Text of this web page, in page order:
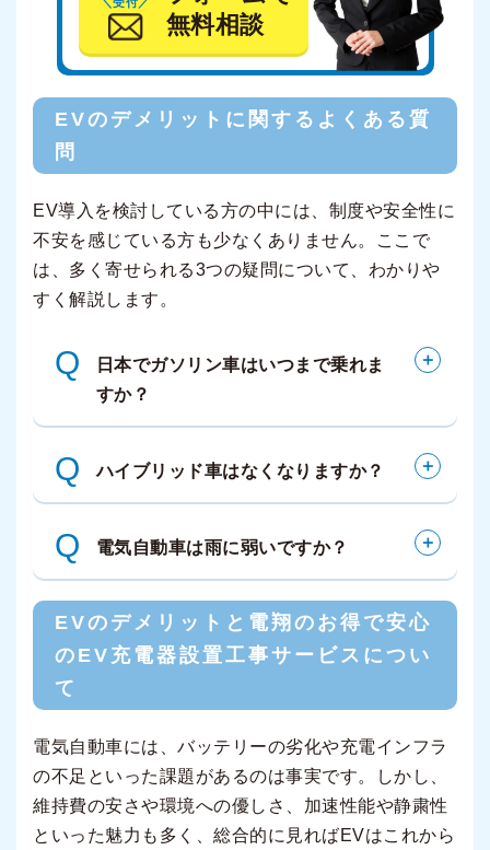
無料相談
EVのデメリットに関するよくある質
問
EV導入を検討している方の中には、制度や安全性に
不安を感じている方も少なくありません。ここで
は、多く寄せられる3つの疑問について、わかりや
すく解説します。
Q
日本でガソリン車はいつまで乗れま
すか？
Q ハイブリッド車はなくなりますか？
Q 電気自動車は雨に弱いですか？
EVのデメリットと電翔のお得で安心
のEV充電器設置工事サービスについ
て
電気自動車には、バッテリーの劣化や充電インフラ
の不足といった課題があるのは事実です。しかし、
維持費の安さや環境への優しさ、加速性能や静粛性
といった魅力も多く、総合的に見ればEVはこれから